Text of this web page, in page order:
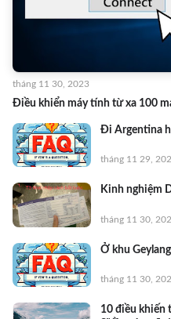
Điều khiển máy tính từ xa 100
tháng 11 30, 2023
Đi Argentina
tháng 11 29,
Kinh nghiệm
tháng 11 30,
Ở khu
tháng 11 30,
10 điều khiến